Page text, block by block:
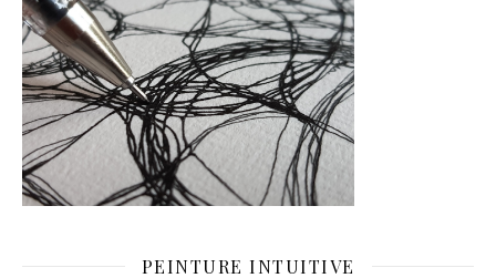
PEINTURE INTUITIVE